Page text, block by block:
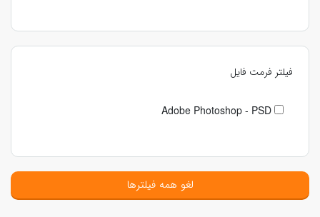
فیلتر فرمت فایل
Adobe Photoshop - PSD
لغو همه فیلترها